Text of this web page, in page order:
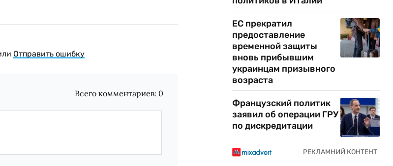
Отправить ошибку
Всего комментариев: 0
ЕС прекратил
предоставление
временной защиты
вновь прибывшим
украинцам призывного
возраста
Французский политик
заявил об операции ГРУ
по дискредитации